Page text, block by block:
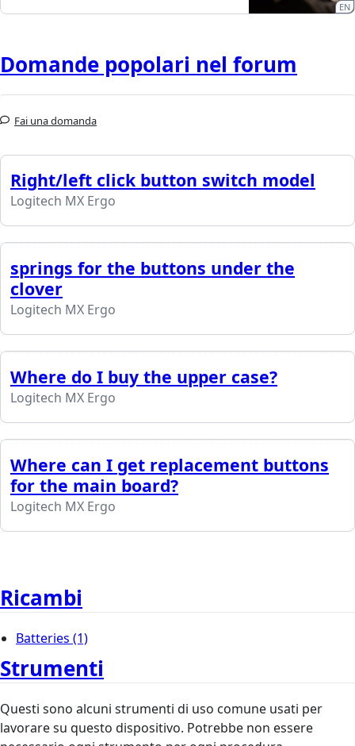
EN
Domande popolari nel forum
Fai una domanda
Right/left click button switch model
Logitech MX Ergo
springs for the buttons under the
clover
Logitech MX Ergo
Where do I buy the upper case?
Logitech MX Ergo
Where can I get replacement buttons
for the main board?
Logitech MX Ergo
Ricambi
Batteries (1)
Strumenti
Questi sono alcuni strumenti di uso comune usati per
lavorare su questo dispositivo. Potrebbe non essere